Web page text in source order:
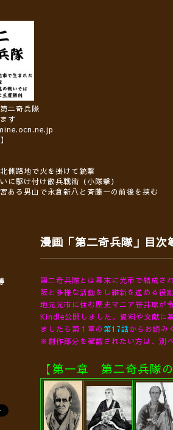
二奇兵隊
す
側路地で火を掛けて銃撃
駆け付け散兵戦術（小隊撃）
ある男山で永倉新八と斉藤一の前後を挟む
漫画「第二奇兵隊」目次
第二奇兵隊とは幕末に光市で結成
阪と多様な活動をし維新を進める役
地元光市に住む歴史マニア笹井琢が
Kindle公開しました。資料や文献に
ましたら第１章の 第17話からお読み
※創作部分を確認されたい方は、
【第一章 第二奇兵隊の